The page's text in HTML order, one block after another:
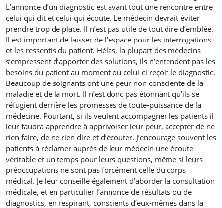
L’annonce d’un diagnostic est avant tout une rencontre entre
celui qui dit et celui qui écoute. Le médecin devrait éviter
prendre trop de place. Il n’est pas utile de tout dire d’emblée.
Il est important de laisser de l’espace pour les interrogations
et les ressentis du patient. Hélas, la plupart des médecins
s’empressent d’apporter des solutions, ils n’entendent pas les
besoins du patient au moment où celui-ci reçoit le diagnostic.
Beaucoup de soignants ont une peur non consciente de la
maladie et de la mort. Il n’est donc pas étonnant qu’ils se
réfugient derrière les promesses de toute-puissance de la
médecine. Pourtant, si ils veulent accompagner les patients il
leur faudra apprendre à apprivoiser leur peur, accepter de ne
rien faire, de ne rien dire et d’écouter. J’encourage souvent les
patients à réclamer auprès de leur médecin une écoute
véritable et un temps pour leurs questions, même si leurs
préoccupations ne sont pas forcément celle du corps
médical. Je leur conseille également d’aborder la consultation
médicale, et en particulier l’annonce de résultats ou de
diagnostics, en respirant, conscients d’eux-mêmes dans la